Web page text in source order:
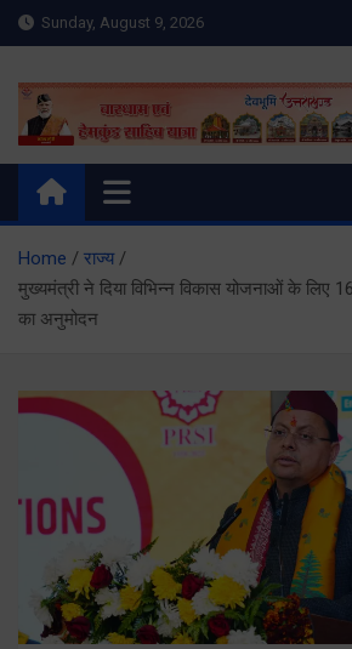
Skip
to
Sunday, August 9, 2026
Meru Raibar |
News | Uttarkashi
meruraibar.com
Home
राज्य
मुख्यमंत्री ने दिया विभिन्न विकास योजनाओं के लिए
का अनुमोदन